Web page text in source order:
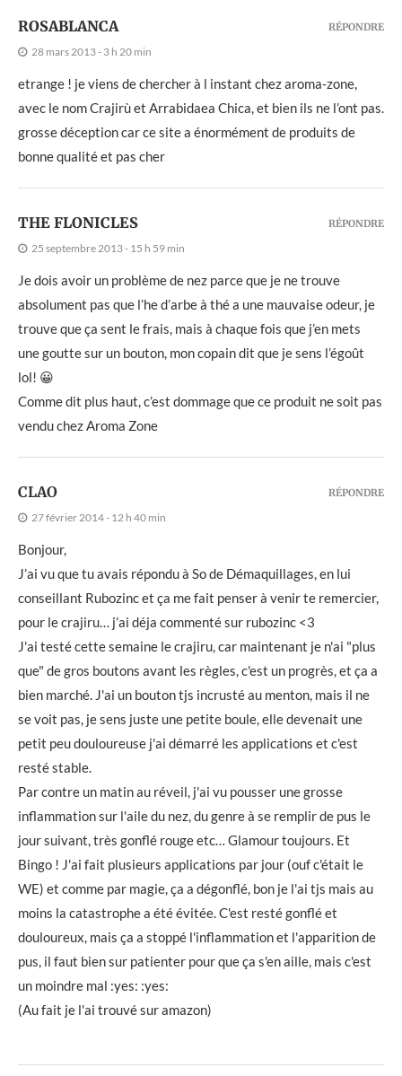
ROSABLANCA
28 mars 2013 - 3 h 20 min
etrange ! je viens de chercher à l instant chez aroma-zone,
avec le nom Crajirù et Arrabidaea Chica, et bien ils ne l’ont pas.
grosse déception car ce site a énormément de produits de
bonne qualité et pas cher
RÉPONDRE
THE FLONICLES
25 septembre 2013 - 15 h 59 min
Je dois avoir un problème de nez parce que je ne trouve
absolument pas que l’he d’arbe à thé a une mauvaise odeur, je
trouve que ça sent le frais, mais à chaque fois que j’en mets
une goutte sur un bouton, mon copain dit que je sens l’égoût
lol! 😀
Comme dit plus haut, c’est dommage que ce produit ne soit pas
vendu chez Aroma Zone
RÉPONDRE
CLAO
27 février 2014 - 12 h 40 min
Bonjour,
J’ai vu que tu avais répondu à So de Démaquillages, en lui
conseillant Rubozinc et ça me fait penser à venir te remercier,
pour le crajiru… j’ai déja commenté sur rubozinc <3
J'ai testé cette semaine le crajiru, car maintenant je n'ai "plus
que" de gros boutons avant les règles, c'est un progrès, et ça a
bien marché. J'ai un bouton tjs incrusté au menton, mais il ne
se voit pas, je sens juste une petite boule, elle devenait une
petit peu douloureuse j'ai démarré les applications et c'est
resté stable.
Par contre un matin au réveil, j'ai vu pousser une grosse
inflammation sur l'aile du nez, du genre à se remplir de pus le
jour suivant, très gonflé rouge etc… Glamour toujours. Et
Bingo ! J'ai fait plusieurs applications par jour (ouf c'était le
WE) et comme par magie, ça a dégonflé, bon je l'ai tjs mais au
moins la catastrophe a été évitée. C'est resté gonflé et
douloureux, mais ça a stoppé l'inflammation et l'apparition de
pus, il faut bien sur patienter pour que ça s'en aille, mais c'est
un moindre mal :yes: :yes:
(Au fait je l'ai trouvé sur amazon)
RÉPONDRE